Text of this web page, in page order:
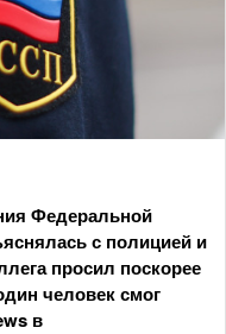
Федеральной
с полицией и
просил поскорее
человек смог
в